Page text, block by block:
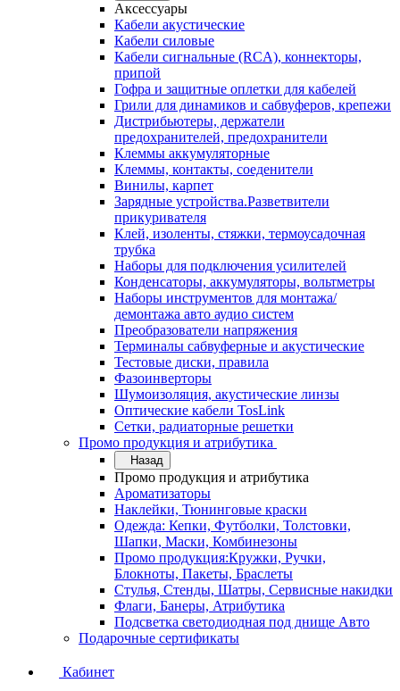
Аксессуары
Кабели акустические
Кабели силовые
Кабели сигнальные (RCA), коннекторы,
припой
Гофра и защитные оплетки для кабелей
Грили для динамиков и сабвуферов, крепежи
Дистрибьютеры, держатели
предохранителей, предохранители
Клеммы аккумуляторные
Клеммы, контакты, соеденители
Винилы, карпет
Зарядные устройства.Разветвители
прикуривателя
Клей, изоленты, стяжки, термоусадочная
трубка
Наборы для подключения усилителей
Конденсаторы, аккумуляторы, вольтметры
Наборы инструментов для монтажа/
демонтажа авто аудио систем
Преобразователи напряжения
Терминалы сабвуферные и акустические
Тестовые диски, правила
Фазоинверторы
Шумоизоляция, акустические линзы
Оптические кабели TosLink
Сетки, радиаторные решетки
Промо продукция и атрибутика
Назад
Промо продукция и атрибутика
Ароматизаторы
Наклейки, Тюнинговые краски
Одежда: Кепки, Футболки, Толстовки,
Шапки, Маски, Комбинезоны
Промо продукция:Кружки, Ручки,
Блокноты, Пакеты, Браслеты
Стулья, Стенды, Шатры, Сервисные накидки
Флаги, Банеры, Атрибутика
Подсветка светодиодная под днище Авто
Подарочные сертификаты
Кабинет